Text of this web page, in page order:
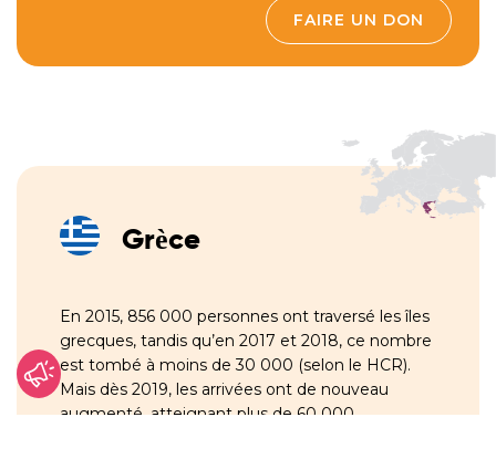
Grèce
En 2015, 856 000 personnes ont traversé les îles
grecques, tandis qu’en 2017 et 2018, ce nombre
est tombé à moins de 30 000 (selon le HCR).
Mais dès 2019, les arrivées ont de nouveau
augmenté, atteignant plus de 60 000
FAIRE UN DON